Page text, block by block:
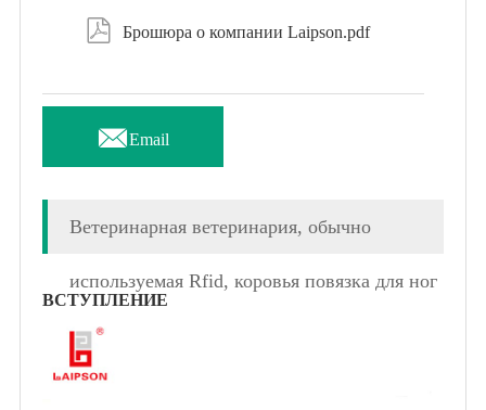
 Брошюра о компании Laipson.pdf
Email
Ветеринарная ветеринария, обычно
используемая Rfid, коровья повязка для ног
крупного рогатого скота
ВСТУПЛЕНИЕ